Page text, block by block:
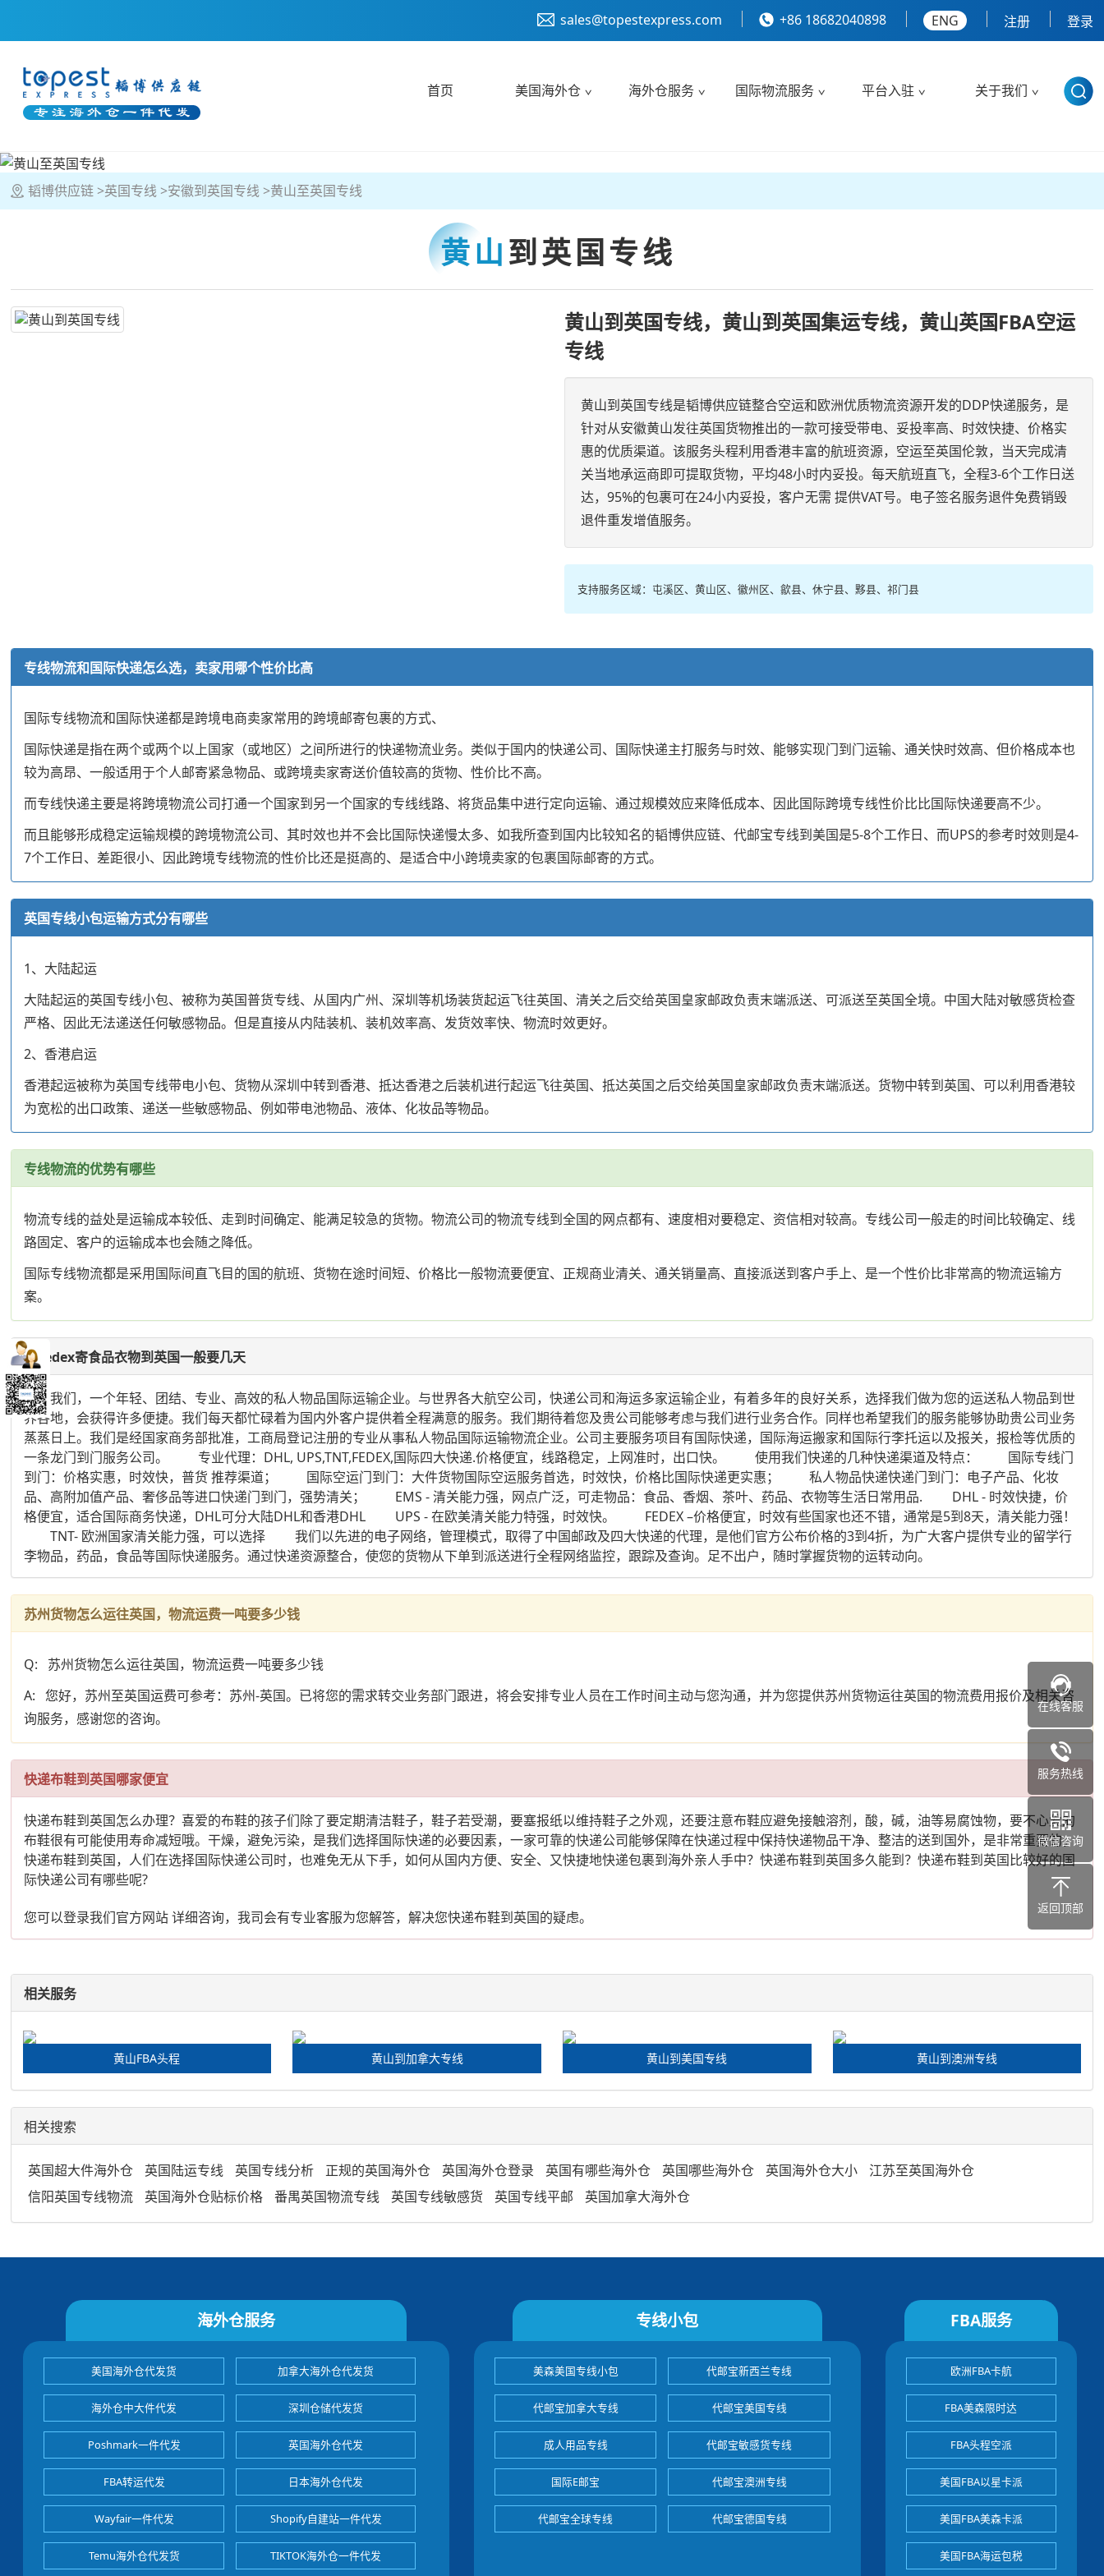
sales@topestexpress.com +86 18682040898 ENG 注册 登录
首页 美国海外仓 海外仓服务 国际物流服务 平台入驻 关于我们
韬博供应链 英国专线 安徽到英国专线 黄山至英国专线
黄山到英国专线
黄山到英国专线，黄山到英国集运专线，黄山英国FBA空运
专线
黄山到英国专线是韬博供应链整合空运和欧洲优质物流资源开发的DDP快递服务，是
针对从安徽黄山发往英国货物推出的一款可接受带电、妥投率高、时效快捷、价格实
惠的优质渠道。该服务头程利用香港丰富的航班资源，空运至英国伦敦，当天完成清
关当地承运商即可提取货物，平均48小时内妥投。每天航班直飞，全程3-6个工作日送
达，95%的包裹可在24小内妥投，客户无需 提供VAT号。电子签名服务退件免费销毁
退件重发增值服务。
支持服务区域：屯溪区、黄山区、徽州区、歙县、休宁县、黟县、祁门县
专线物流和国际快递怎么选，卖家用哪个性价比高
国际专线物流和国际快递都是跨境电商卖家常用的跨境邮寄包裹的方式、
国际快递是指在两个或两个以上国家（或地区）之间所进行的快递物流业务。类似于国内的快递公司、国际快递主打服务与时效、能够实现门到门运输、通关快时效高、但价格成本也
较为高昂、一般适用于个人邮寄紧急物品、或跨境卖家寄送价值较高的货物、性价比不高。
而专线快递主要是将跨境物流公司打通一个国家到另一个国家的专线线路、将货品集中进行定向运输、通过规模效应来降低成本、因此国际跨境专线性价比比国际快递要高不少。
而且能够形成稳定运输规模的跨境物流公司、其时效也并不会比国际快递慢太多、如我所查到国内比较知名的韬博供应链、代邮宝专线到美国是5-8个工作日、而UPS的参考时效则是4-
7个工作日、差距很小、因此跨境专线物流的性价比还是挺高的、是适合中小跨境卖家的包裹国际邮寄的方式。
英国专线小包运输方式分有哪些
1、大陆起运
大陆起运的英国专线小包、被称为英国普货专线、从国内广州、深圳等机场装货起运飞往英国、清关之后交给英国皇家邮政负责末端派送、可派送至英国全境。中国大陆对敏感货检查
严格、因此无法递送任何敏感物品。但是直接从内陆装机、装机效率高、发货效率快、物流时效更好。
2、香港启运
香港起运被称为英国专线带电小包、货物从深圳中转到香港、抵达香港之后装机进行起运飞往英国、抵达英国之后交给英国皇家邮政负责末端派送。货物中转到英国、可以利用香港较
为宽松的出口政策、递送一些敏感物品、例如带电池物品、液体、化妆品等物品。
专线物流的优势有哪些
物流专线的益处是运输成本较低、走到时间确定、能满足较急的货物。物流公司的物流专线到全国的网点都有、速度相对要稳定、资信相对较高。专线公司一般走的时间比较确定、线
路固定、客户的运输成本也会随之降低。
国际专线物流都是采用国际间直飞目的国的航班、货物在途时间短、价格比一般物流要便宜、正规商业清关、通关销量高、直接派送到客户手上、是一个性价比非常高的物流运输方
案。
发Fedex寄食品衣物到英国一般要几天
我们，一个年轻、团结、专业、高效的私人物品国际运输企业。与世界各大航空公司，快递公司和海运多家运输企业，有着多年的良好关系，选择我们做为您的运送私人物品到世
界各地，会获得许多便捷。我们每天都忙碌着为国内外客户提供着全程满意的服务。我们期待着您及贵公司能够考虑与我们进行业务合作。同样也希望我们的服务能够协助贵公司业务
蒸蒸日上。我们是经国家商务部批准，工商局登记注册的专业从事私人物品国际运输物流企业。公司主要服务项目有国际快递，国际海运搬家和国际行李托运以及报关，报检等优质的
一条龙门到门服务公司。 专业代理：DHL, UPS,TNT,FEDEX,国际四大快递.价格便宜，线路稳定，上网准时，出口快。 使用我们快递的几种快递渠道及特点： 国际专线门
到门：价格实惠，时效快，普货 推荐渠道； 国际空运门到门：大件货物国际空运服务首选，时效快，价格比国际快递更实惠； 私人物品快递快递门到门：电子产品、化妆
品、高附加值产品、奢侈品等进口快递门到门，强势清关； EMS - 清关能力强，网点广泛，可走物品：食品、香烟、茶叶、药品、衣物等生活日常用品. DHL - 时效快捷，价
格便宜，适合国际商务快递，DHL可分大陆DHL和香港DHL UPS - 在欧美清关能力特强，时效快。 FEDEX –价格便宜，时效有些国家也还不错，通常是5到8天，清关能力强！
TNT- 欧洲国家清关能力强，可以选择 我们以先进的电子网络，管理模式，取得了中国邮政及四大快递的代理，是他们官方公布价格的3到4折，为广大客户提供专业的留学行
李物品，药品，食品等国际快递服务。通过快递资源整合，使您的货物从下单到派送进行全程网络监控，跟踪及查询。足不出户，随时掌握货物的运转动向。
苏州货物怎么运往英国，物流运费一吨要多少钱
Q: 苏州货物怎么运往英国，物流运费一吨要多少钱
A: 您好，苏州至英国运费可参考：苏州-英国。已将您的需求转交业务部门跟进，将会安排专业人员在工作时间主动与您沟通，并为您提供苏州货物运往英国的物流费用报价及相关咨
询服务，感谢您的咨询。
快递布鞋到英国哪家便宜
快递布鞋到英国怎么办理？喜爱的布鞋的孩子们除了要定期清洁鞋子，鞋子若受潮，要塞报纸以维持鞋子之外观，还要注意布鞋应避免接触溶剂，酸，碱，油等易腐蚀物，要不心爱的
布鞋很有可能使用寿命减短哦。干燥，避免污染，是我们选择国际快递的必要因素，一家可靠的快递公司能够保障在快递过程中保持快递物品干净、整洁的送到国外，是非常重要的。
快递布鞋到英国，人们在选择国际快递公司时，也难免无从下手，如何从国内方便、安全、又快捷地快递包裹到海外亲人手中？快递布鞋到英国多久能到？快递布鞋到英国比较好的国
际快递公司有哪些呢?
您可以登录我们官方网站 详细咨询，我司会有专业客服为您解答，解决您快递布鞋到英国的疑虑。
相关服务
黄山FBA头程 黄山到加拿大专线 黄山到美国专线 黄山到澳洲专线
相关搜索
英国超大件海外仓 英国陆运专线 英国专线分析 正规的英国海外仓 英国海外仓登录 英国有哪些海外仓 英国哪些海外仓 英国海外仓大小
江苏至英国海外仓
信阳英国专线物流
英国海外仓贴标价格 番禺英国物流专线 英国专线敏感货 英国专线平邮 英国加拿大海外仓
海外仓服务
美国海外仓代发货 加拿大海外仓代发货
海外仓中大件代发 深圳仓储代发货
Poshmark一件代发 英国海外仓代发
FBA转运代发 日本海外仓代发
Wayfair一件代发 Shopify自建站一件代发
Temu海外仓代发货 TIKTOK海外仓一件代发
专线小包
美森美国专线小包 代邮宝新西兰专线
代邮宝加拿大专线 代邮宝美国专线
成人用品专线 代邮宝敏感货专线
国际E邮宝 代邮宝澳洲专线
代邮宝全球专线 代邮宝德国专线
FBA服务
欧洲FBA卡航
FBA美森限时达
FBA头程空派
美国FBA以星卡派
美国FBA美森卡派
美国FBA海运包税
在线客服
服务热线
微信咨询
返回顶部